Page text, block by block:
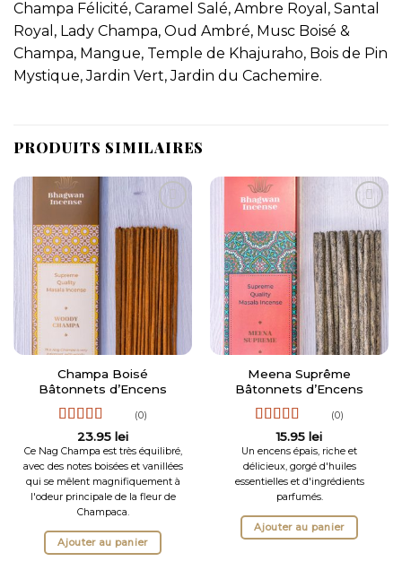
Champa Félicité, Caramel Salé, Ambre Royal, Santal
Royal, Lady Champa, Oud Ambré, Musc Boisé &
Champa, Mangue, Temple de Khajuraho, Bois de Pin
Mystique, Jardin Vert, Jardin du Cachemire.
PRODUITS SIMILAIRES
Champa Boisé
Bâtonnets d’Encens
Note5sur 5
(0)
23.95 lei
Ce Nag Champa est très équilibré,
avec des notes boisées et vanillées
qui se mêlent magnifiquement à
l'odeur principale de la fleur de
Champaca.
Ajouter au panier
Meena Suprême
Bâtonnets d’Encens
Note5sur 5
(0)
15.95 lei
Un encens épais, riche et
délicieux, gorgé d'huiles
essentielles et d'ingrédients
parfumés.
Ajouter au panier